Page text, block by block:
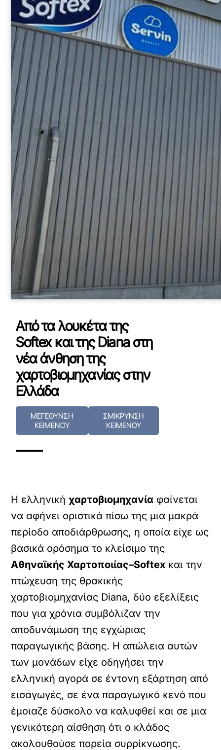
Από τα λουκέτα της
Softex και της Diana στη
νέα άνθηση της
χαρτοβιομηχανίας στην
Ελλάδα
ΜΕΓΕΘΥΝΣΗ
ΚΕΙΜΕΝΟΥ
ΣΜΙΚΡΥΝΣΗ
ΚΕΙΜΕΝΟΥ
Η ελληνικήχαρτοβιομηχανία φαίνεται
να αφήνει οριστικά πίσω της μια μακρά
περίοδο αποδιάρθρωσης, η οποία είχε ως
βασικά ορόσημα το κλείσιμο της
Αθηναϊκής Χαρτοποιίας–Softex και την
πτώχευση της θρακικής
χαρτοβιομηχανίας Diana, δύο εξελίξεις
που για χρόνια συμβόλιζαν την
αποδυνάμωση της εγχώριας
παραγωγικής βάσης. Η απώλεια αυτών
των μονάδων είχε οδηγήσει την
ελληνική αγορά σε έντονη εξάρτηση από
εισαγωγές, σε ένα παραγωγικό κενό που
έμοιαζε δύσκολο να καλυφθεί και σε μια
γενικότερη αίσθηση ότι ο κλάδος
ακολουθούσε πορεία συρρίκνωσης.